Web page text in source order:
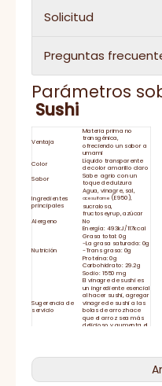
Solicitud
Preguntas
Parámetros
Sushi
Ventaja
Materia prima no
transgénica,
ofreciendo un sabor a
umami
Color
Líquido transparente
de color amarillo claro
Sabor Sabe agrio con un
toque de dulzura
Ingredientes
principales
Agua, vinagre, sal,
acesulfame (E950),
sucralosa,
fructoseyrup, azúcar
Alergeno
No
Nutrición
Energía: 493kJ/117kcal
Grasa total: 0g
-La grasa saturada: 0g
-Trans grasa: 0g
Proteína: 0g
Carbohidrato: 29.2g
Sodio: 1550 mg
Sugerencia de
servicio
El vinagre de sushi es
un ingrediente esencial
al hacer sushi, agregar
vinagre de sushi a las
bolas de arroz hace
que el arroz sea más
delicioso y aumenta el
Almacenamiento
El tiempo de
15-25 días